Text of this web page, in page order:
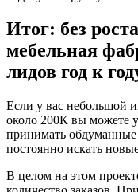
Итог: без
мебельная
лидов год к
Если у вас небольшой
около 200К вы можете
принимать обдуманные
постоянно искать
В целом на этом